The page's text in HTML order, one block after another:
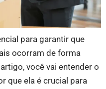
para garantir que
ocorram de forma
você vai entender o
que ela é crucial para